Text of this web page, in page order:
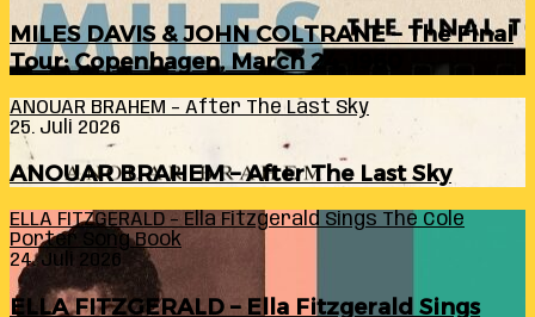
MILES DAVIS & JOHN COLTRANE – The Final
Tour: Copenhagen, March 24, 1960
ANOUAR BRAHEM – After The Last Sky
25. Juli 2026
ANOUAR BRAHEM – After The Last Sky
ELLA FITZGERALD – Ella Fitzgerald Sings The Cole
Porter Song Book
24. Juli 2026
ELLA FITZGERALD – Ella Fitzgerald Sings